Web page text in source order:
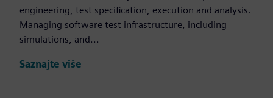
engineering, test specification, execution and analysis.
Managing software test infrastructure, including
simulations, and...
Saznajte više